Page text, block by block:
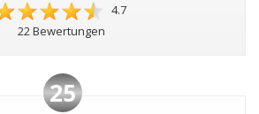
4.7
22 Bewertungen
25